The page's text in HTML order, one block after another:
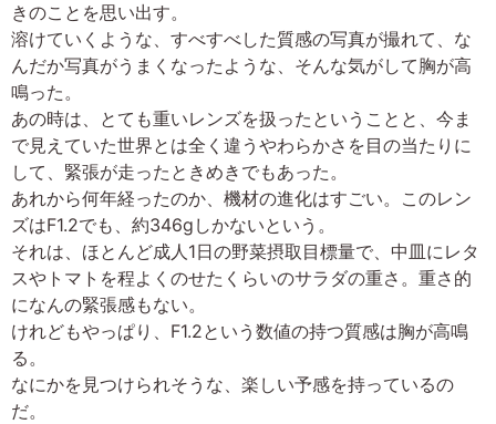
きのことを思い出す。
溶けていくような、すべすべした質感の写真が撮れて、な
んだか写真がうまくなったような、そんな気がして胸が高
鳴った。
あの時は、とても重いレンズを扱ったということと、今ま
で見えていた世界とは全く違うやわらかさを目の当たりに
して、緊張が走ったときめきでもあった。
あれから何年経ったのか、機材の進化はすごい。このレン
ズはF1.2でも、約346gしかないという。
それは、ほとんど成人1日の野菜摂取目標量で、中皿にレタ
スやトマトを程よくのせたくらいのサラダの重さ。重さ的
になんの緊張感もない。
けれどもやっぱり、F1.2という数値の持つ質感は胸が高鳴
る。
なにかを見つけられそうな、楽しい予感を持っているの
だ。